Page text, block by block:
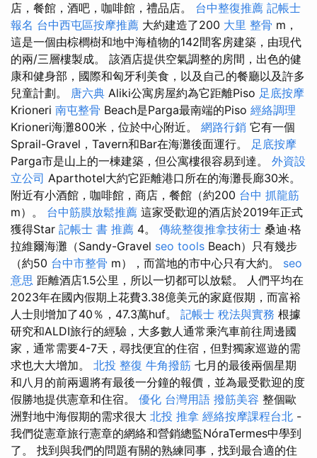
店，餐館，酒吧，咖啡館，禮品店。 台中整復推薦 記帳士
報名 台中西屯區按摩推薦 大約建造了200 大里 整骨 m，
這是一個由棕櫚樹和地中海植物的142間客房建築，由現代
的兩/三層樓製成。 該酒店提供空氣調整的房間，出色的健
康和健身部，國際和匈牙利美食，以及自己的餐廳以及許多
兒童計劃。 唐六典 Aliki公寓房屋約為它距離Piso 足底按摩
Krioneri 南屯整骨 Beach是Parga最南端的Piso 經絡調理
Krioneri海灘800米，位於中心附近。 網路行銷 它有一個
Sprail-Gravel，Tavern和Bar在海灘後面運行。 足底按摩
Parga市是山上的一棟建築，但公寓樓很容易到達。 外資設
立公司 Aparthotel大約它距離港口所在的海灘長廊30米。
附近有小酒館，咖啡館，商店，餐館（約200 台中 抓龍筋
m）。 台中筋膜放鬆推薦 這家受歡迎的酒店於2019年正式
獲得Star 記帳士 書 推薦 4。 傳統整復推拿技術士 桑迪·格
拉維爾海灘（Sandy-Gravel seo tools Beach）只有幾步
（約50 台中市整骨 m），而當地的市中心只有大約。 seo
意思 距離酒店1.5公里，所以一切都可以放鬆。 人們平均在
2023年在國內假期上花費3.38億美元的家庭假期，而富裕
人士則增加了40％，47.3萬huf。 記帳士 稅法與實務 根據
研究和ALDI旅行的經驗，大多數人通常乘汽車前往周邊國
家，通常需要4-7天，尋找便宜的住宿，但對獨家巡遊的需
求也大大增加。 北投 整復 牛角撥筋 七月的最後兩個星期
和八月的前兩週將有最後一分鐘的報價，並為最受歡迎的度
假勝地提供憲章和住宿。 優化 台灣用語 撥筋美容 整個歐
洲對地中海假期的需求很大 北投 推拿 經絡按摩課程台北 -
我們從憲章旅行憲章的網絡和營銷總監NóraTermes中學到
了。 找到與我們的問題有關的熟練同事，找到最合適的住